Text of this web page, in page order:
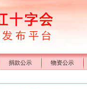
捐款公示 物资公示